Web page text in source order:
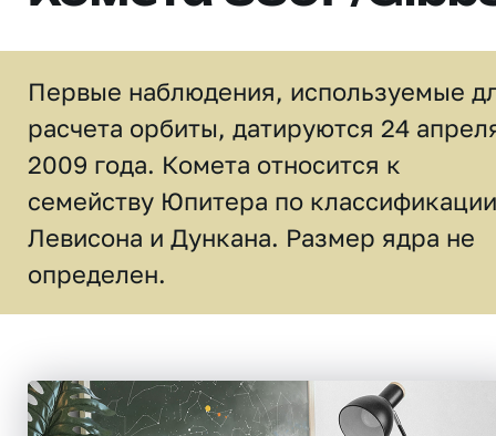
Первые наблюдения, используемые
расчета орбиты, датируются 24
2009 года. Комета относится к
семейству Юпитера по классификации
Левисона и Дункана. Размер ядра не
определен.